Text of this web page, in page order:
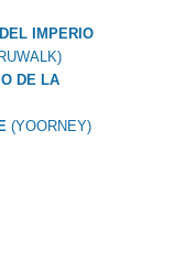
IMPERIO
DE LA
(YOORNEY)